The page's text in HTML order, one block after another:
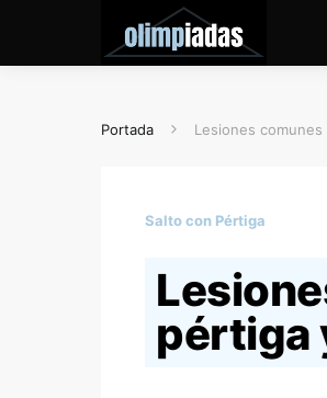
Portada Lesiones
Salto con Pértiga
pértiga